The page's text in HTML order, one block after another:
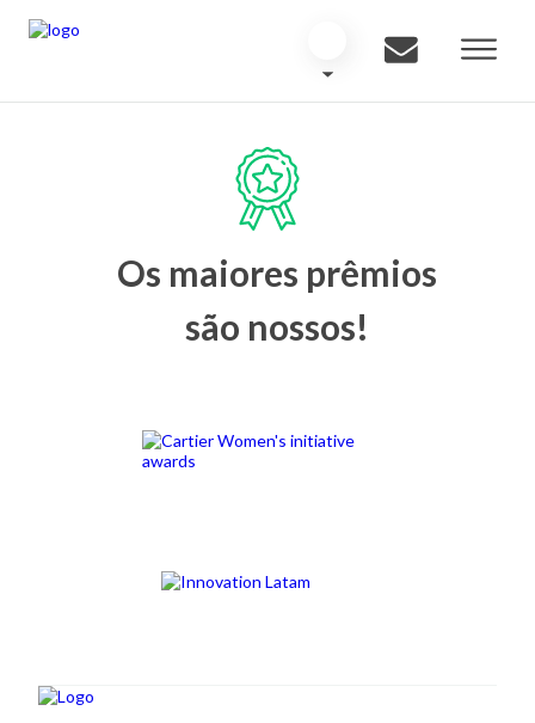
Os maiores prêmios
são nossos!